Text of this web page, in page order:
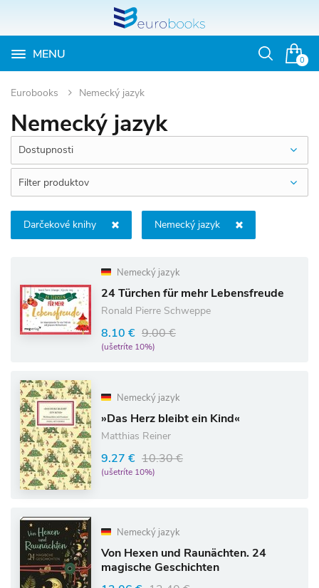
0
MENU
Otvoriť
Eurobooks Nemecký jazyk
Nemecký jazyk
Dostupnosti
Filter produktov
Darčekové knihy Nemecký jazyk
Nemecký jazyk
24 Türchen für mehr Lebensfreude
Ronald Pierre Schweppe
8.10 € 9.00 €
(ušetríte 10%)
Nemecký jazyk
»Das Herz bleibt ein Kind«
Matthias Reiner
9.27 € 10.30 €
(ušetríte 10%)
Nemecký jazyk
Von Hexen und Raunächten. 24
magische Geschichten